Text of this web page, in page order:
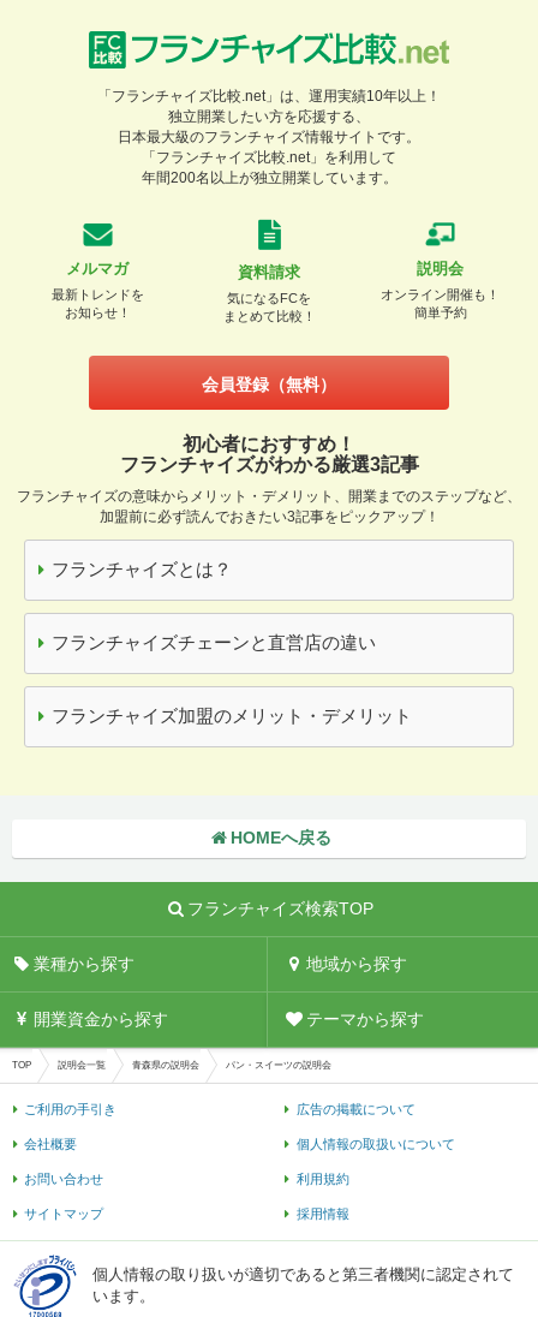
「フランチャイズ比較.net」は、運用実績10年以上！
独立開業したい方を応援する、
日本最大級のフランチャイズ情報サイトです。
「フランチャイズ比較.net」を利用して
年間200名以上が独立開業しています。
メルマガ
最新トレンドを
お知らせ！
資料請求
気になるFCを
まとめて比較！
説明会
オンライン開催も！
簡単予約
会員登録（無料）
初心者におすすめ！
フランチャイズがわかる厳選3記事
フランチャイズの意味からメリット・デメリット、開業までのステップなど、
加盟前に必ず読んでおきたい3記事をピックアップ！
フランチャイズとは？
フランチャイズチェーンと直営店の違い
フランチャイズ加盟のメリット・デメリット
HOMEへ戻る
フランチャイズ検索TOP
業種から探す 地域から探す
開業資金から探す テーマから探す
TOP 説明会一覧 青森県の説明会 パン・スイーツの説明会
ご利用の手引き 広告の掲載について
会社概要 個人情報の取扱いについて
お問い合わせ 利用規約
サイトマップ 採用情報
個人情報の取り扱いが適切であると第三者機関に認定されて
います。